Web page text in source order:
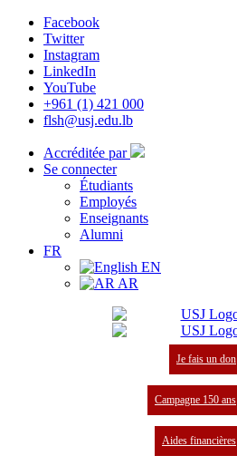
Facebook
Twitter
Instagram
LinkedIn
YouTube
+961 (1) 421 000
flsh@usj.edu.lb
Accréditée par
Se connecter
Étudiants
Employés
Enseignants
Alumni
FR
EN
AR
Je fais un don
Campagne 150 ans
Aides financières